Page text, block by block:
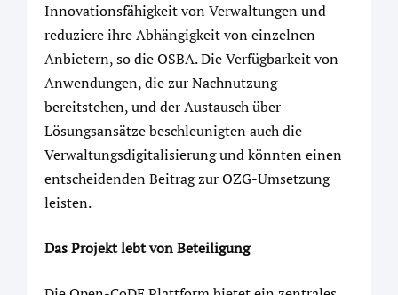
Innovationsfähigkeit von Verwaltungen und
reduziere ihre Abhängigkeit von einzelnen
Anbietern, so die OSBA. Die Verfügbarkeit von
Anwendungen, die zur Nachnutzung
bereitstehen, und der Austausch über
Lösungsansätze beschleunigten auch die
Verwaltungsdigitalisierung und könnten einen
entscheidenden Beitrag zur OZG-Umsetzung
leisten.
Das Projekt lebt von Beteiligung